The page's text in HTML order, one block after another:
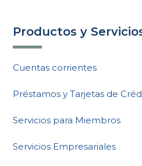
Productos y
Cuentas corrientes
Préstamos y Tarjetas de
Servicios para Miembros
Servicios Empresariales